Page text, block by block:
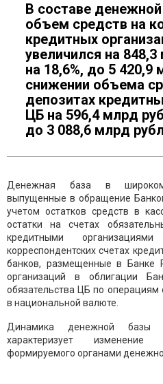
В составе
объем средств на
кредитных
увеличился на
на 18,6%, до 5 420,9
снижении объема
депозитах
ЦБ на 596,4 млрд
до 3 088,6 млрд
Денежная база в
выпущенные в обращение
учетом остатков средств в
остатки на счетах
кредитными
корреспондентских счетах
банков, размещенные в Банке
организаций в облигации
обязательства ЦБ по
в национальной валюте.
Динамика денежной базы
характеризует изменение
формируемого органами